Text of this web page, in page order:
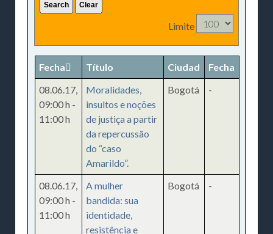
Search Clear
Limite
Fecha Título Ciudad
Fecha
08.06.17,
09:00 h -
11:00 h
Moralidades,
insultos e noções
de justiça a partir
da repercussão
do “caso
Amarildo”.
Bogotá -
08.06.17,
09:00 h -
11:00 h
A mulher
bandida: sua
identidade,
resistência e
Bogotá -